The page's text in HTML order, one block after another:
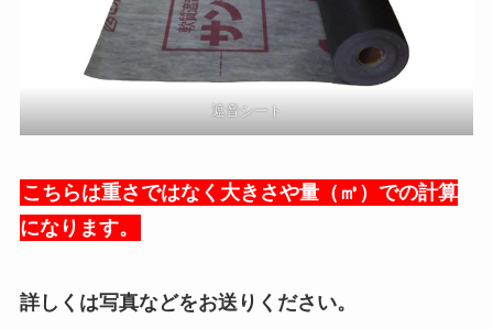
遮音シート
こちらは重さではなく大きさや量（㎥）での計算
になります。
詳しくは写真などをお送りください。